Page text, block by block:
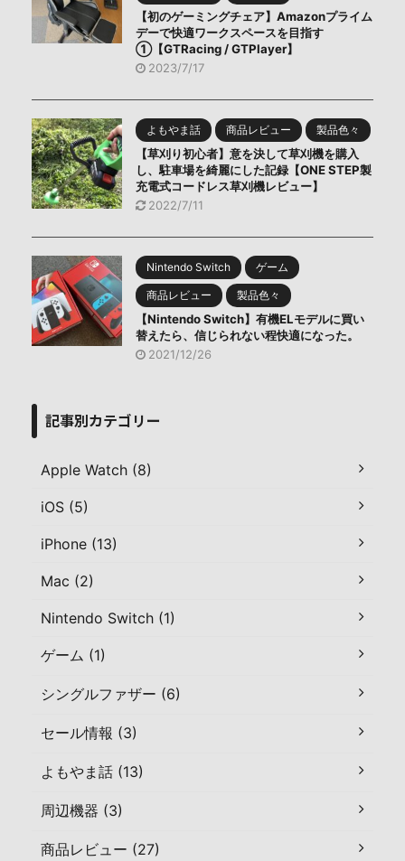
【初のゲーミングチェア】Amazonプライム
デーで快適ワークスペースを目指す
①【GTRacing / GTPlayer】
2023/7/17
よもやま話 商品レビュー 製品色々
【草刈り初心者】意を決して草刈機を購入
し、駐車場を綺麗にした記録【ONE STEP製
充電式コードレス草刈機レビュー】
2022/7/11
Nintendo Switch ゲーム
商品レビュー 製品色々
【Nintendo Switch】有機ELモデルに買い
替えたら、信じられない程快適になった。
2021/12/26
記事別カテゴリー
Apple Watch (8)
iOS (5)
iPhone (13)
Mac (2)
Nintendo Switch (1)
ゲーム (1)
シングルファザー (6)
セール情報 (3)
よもやま話 (13)
周辺機器 (3)
商品レビュー (27)